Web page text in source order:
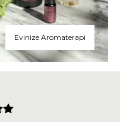
Evinize Aromaterapi